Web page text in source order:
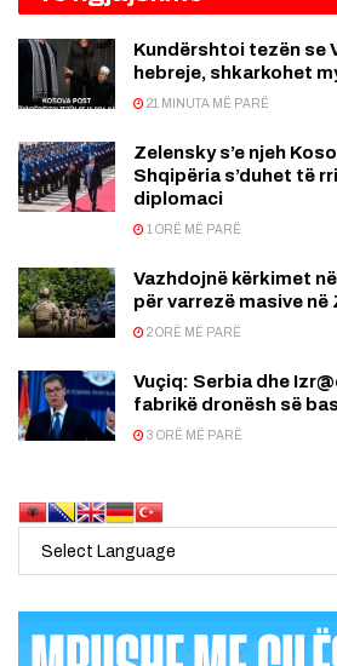
Kundërshtoi tezën se
hebreje, shkarkohet
21 MINUTA MË PARË
Zelensky s’e njeh
Shqipëria s’duhet të
diplomaci
1 ORË MË PARË
Vazhdojnë kërkimet
për varrezë masive
2 ORË MË PARË
Vuçiq: Serbia dhe
fabrikë dronësh së
3 ORË MË PARË